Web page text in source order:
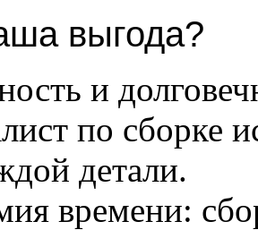
выгода?
и
по сборке
детали.
времени: